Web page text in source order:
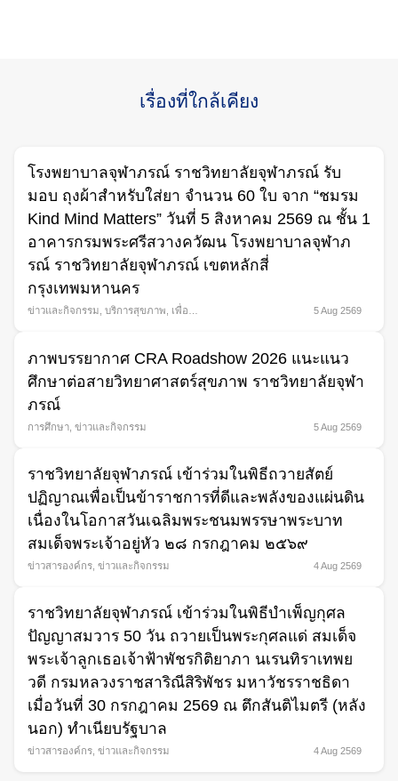
เรื่องที่ใกล้เคียง
โรงพยาบาลจุฬาภรณ์ ราชวิทยาลัยจุฬาภรณ์ รับ
มอบ ถุงผ้าสำหรับใส่ยา จำนวน 60 ใบ จาก “ชมรม
Kind Mind Matters” วันที่ 5 สิงหาคม 2569 ณ ชั้น 1
อาคารกรมพระศรีสวางควัฒน โรงพยาบาลจุฬาภ
รณ์ ราชวิทยาลัยจุฬาภรณ์ เขตหลักสี่
กรุงเทพมหานคร
ข่าวและกิจกรรม บริการสุขภาพ
เพื่อ
5 Aug 2569
ภาพบรรยากาศ CRA Roadshow 2026 แนะแนว
ศึกษาต่อสายวิทยาศาสตร์สุขภาพ ราชวิทยาลัยจุฬา
ภรณ์
การศึกษา ข่าวและกิจกรรม 5 Aug 2569
ราชวิทยาลัยจุฬาภรณ์ เข้าร่วมในพิธีถวายสัตย์
ปฏิญาณเพื่อเป็นข้าราชการที่ดีและพลังของแผ่นดิน
เนื่องในโอกาสวันเฉลิมพระชนมพรรษาพระบาท
สมเด็จพระเจ้าอยู่หัว ๒๘ กรกฎาคม ๒๕๖๙
ข่าวสารองค์กร ข่าวและกิจกรรม 4 Aug 2569
ราชวิทยาลัยจุฬาภรณ์ เข้าร่วมในพิธีบำเพ็ญกุศล
ปัญญาสมวาร 50 วัน ถวายเป็นพระกุศลแด่ สมเด็จ
พระเจ้าลูกเธอเจ้าฟ้าพัชรกิติยาภา นเรนทิราเทพย
วดี กรมหลวงราชสาริณีสิริพัชร มหาวัชรราชธิดา
เมื่อวันที่ 30 กรกฎาคม 2569 ณ ตึกสันติไมตรี (หลัง
นอก) ทำเนียบรัฐบาล
ข่าวสารองค์กร ข่าวและกิจกรรม 4 Aug 2569